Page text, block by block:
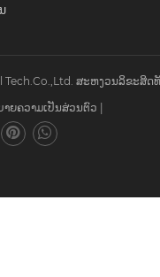
Tech.Co.,Ltd. ສະຫງວນລິຂະສິດ
າຍຄວາມເປັນສ່ວນຕົວ |